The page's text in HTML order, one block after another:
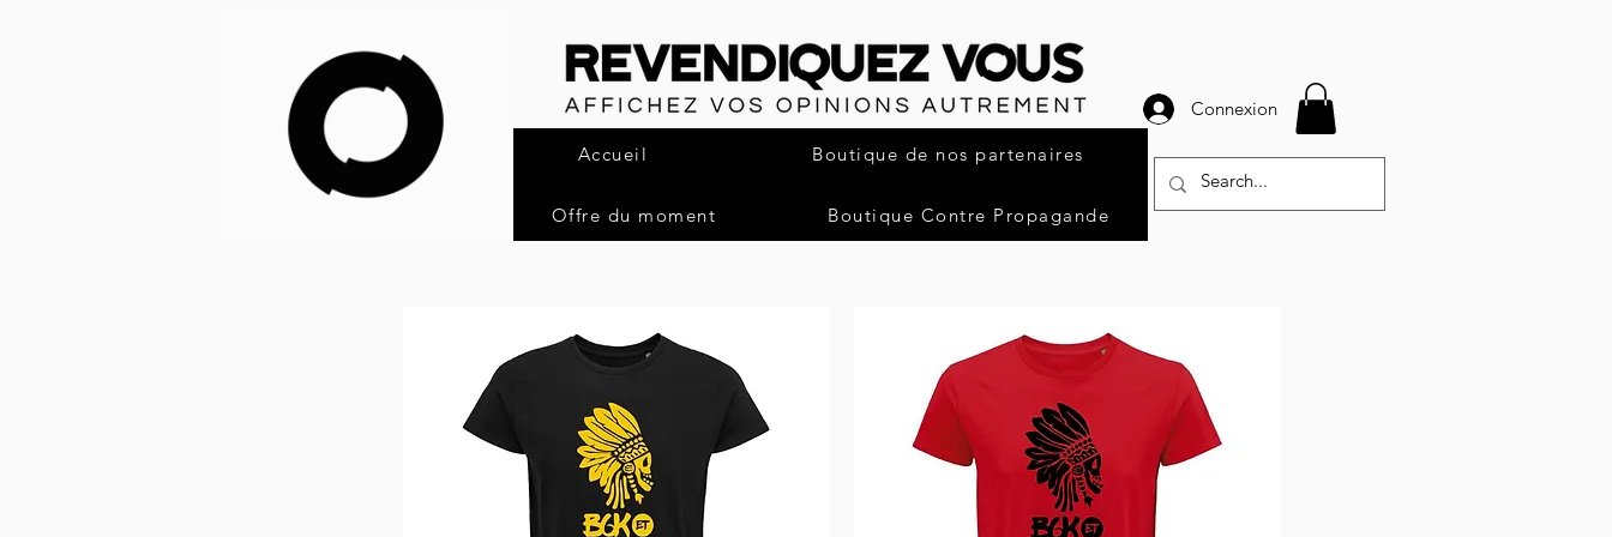
Accueil Boutique de nos partenaires
Offre du moment Boutique Contre Propagande
Connexion